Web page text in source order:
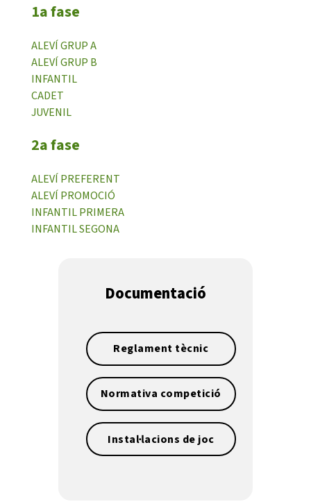
1a fase
ALEVÍ GRUP A
ALEVÍ GRUP B
INFANTIL
CADET
JUVENIL
2a fase
ALEVÍ PREFERENT
ALEVÍ PROMOCIÓ
INFANTIL PRIMERA
INFANTIL SEGONA
Documentació
Reglament tècnic
Normativa competició
Instal·lacions de joc
Diari de la Fundació
Fundesplai als mitjans
Xarxes socials
COL·LABORA
Fes voluntariat
Fes un donatiu
Treballa amb nosaltres